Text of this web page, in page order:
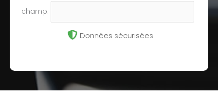
champ.
Données sécurisées